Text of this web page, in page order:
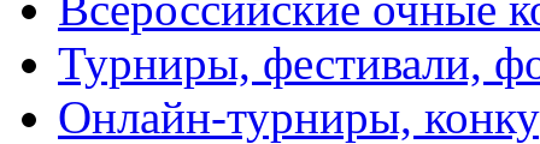
Турниры, фестивали,
Онлайн-турниры,